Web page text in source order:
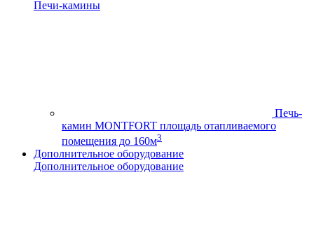
Печи-камины
Печь-
камин MONTFORT площадь отапливаемого
помещения до 160м3
Дополнительное оборудование
Дополнительное оборудование